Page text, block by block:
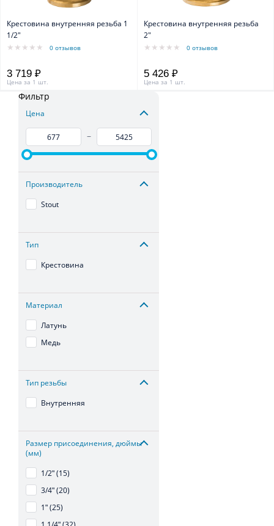
Крестовина внутренняя резьба 1
1/2"
0 отзывов
3 719 ₽
Цена за 1 шт.
Крестовина внутренняя резьба
2"
0 отзывов
5 426 ₽
Цена за 1 шт.
Фильтр
Цена
–
Производитель
Stout
Тип
Крестовина
Материал
Латунь
Медь
Тип резьбы
Внутренняя
Размер присоединения, дюймы
(мм)
1/2ʺ (15)
3/4ʺ (20)
1ʺ (25)